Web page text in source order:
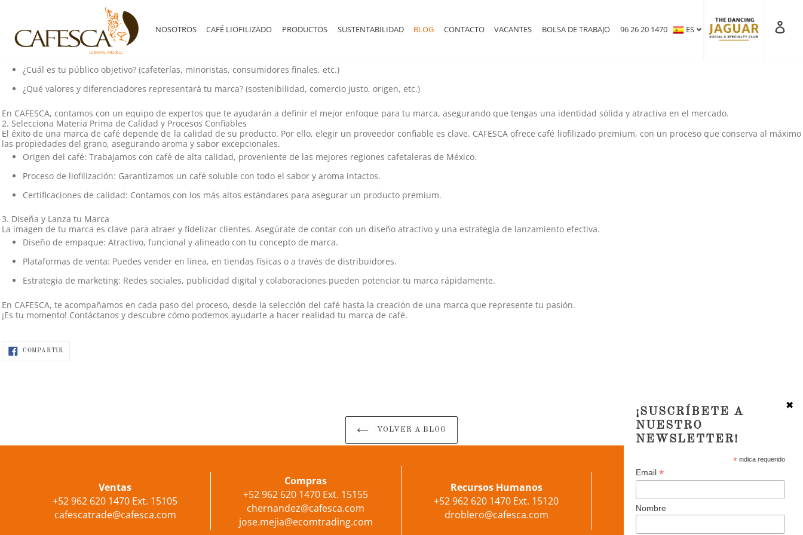
contenido NOSOTROS CAFÉ LIOFILIZADO PRODUCTOS SUSTENTABILIDAD BLOG CONTACTO VACANTES BOLSA DE TRABAJO 96 26 20 1470
✖
¡SUSCRÍBETE A
NUESTRO
NEWSLETTER!
*indica requerido
Email *
Nombre
Emprender en el mundo del café nunca fue tan accesible, pero para lograr el éxito es esencial contar con la guía adecuada. Si siempre has soñado con crear tu propia marca de café, en CAFESCA te
ofrecemos la experiencia, el conocimiento y los recursos necesarios para que tu marca se convierta en un referente para los amantes del café. ¡Sigue estos tres pasos clave y haz realidad tu sueño!
1. Define tu Concepto y Mercado
Antes de iniciar, es fundamental establecer qué tipo de café deseas ofrecer y a quién va dirigido. Pregúntate:
¿Tu café será de especialidad, comercial o gourmet?
¿Cuál es tu público objetivo? (cafeterías, minoristas, consumidores finales, etc.)
¿Qué valores y diferenciadores representará tu marca? (sostenibilidad, comercio justo, origen, etc.)
En CAFESCA, contamos con un equipo de expertos que te ayudarán a definir el mejor enfoque para tu marca, asegurando que tengas una identidad sólida y atractiva en el mercado.
2. Selecciona Materia Prima de Calidad y Procesos Confiables
El éxito de una marca de café depende de la calidad de su producto. Por ello, elegir un proveedor confiable es clave. CAFESCA ofrece café liofilizado premium, con un proceso que conserva al máximo
las propiedades del grano, asegurando aroma y sabor excepcionales.
Origen del café: Trabajamos con café de alta calidad, proveniente de las mejores regiones cafetaleras de México.
Proceso de liofilización: Garantizamos un café soluble con todo el sabor y aroma intactos.
Certificaciones de calidad: Contamos con los más altos estándares para asegurar un producto premium.
3. Diseña y Lanza tu Marca
La imagen de tu marca es clave para atraer y fidelizar clientes. Asegúrate de contar con un diseño atractivo y una estrategia de lanzamiento efectiva.
Diseño de empaque: Atractivo, funcional y alineado con tu concepto de marca.
Plataformas de venta: Puedes vender en línea, en tiendas físicas o a través de distribuidores.
Estrategia de marketing: Redes sociales, publicidad digital y colaboraciones pueden potenciar tu marca rápidamente.
En CAFESCA, te acompañamos en cada paso del proceso, desde la selección del café hasta la creación de una marca que represente tu pasión.
¡Es tu momento! Contáctanos y descubre cómo podemos ayudarte a hacer realidad tu marca de café.
COMPARTIREN
VOLVER A BLOG
izquierda/derecha
Ventas
+52 962 620 1470 Ext. 15105
cafescatrade@cafesca.com
Compras
+52 962 620 1470 Ext. 15155
chernandez@cafesca.com
jose.mejia@ecomtrading.com
Recursos Humanos
+52 962 620 1470 Ext. 15120
droblero@cafesca.com
Síguenos en redes sociales
ES